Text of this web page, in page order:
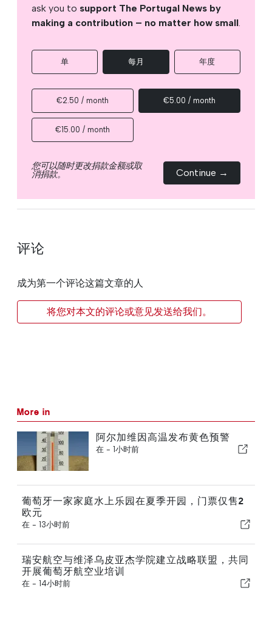
ask you to support The Portugal News by
making a contribution – no matter how small.
单 每月 年度
€2.50 / month €5.00 / month
€15.00 / month
您可以随时更改捐款金额或取
消捐款。 Continue →
评论
成为第一个评论这篇文章的人
将您对本文的评论或意见发送给我们。
More in
阿尔加维因高温发布黄色预警
在 - 1小时前
葡萄牙一家家庭水上乐园在夏季开园，门票仅售2
欧元
在 - 13小时前
瑞安航空与维泽乌皮亚杰学院建立战略联盟，共同
开展葡萄牙航空业培训
在 - 14小时前